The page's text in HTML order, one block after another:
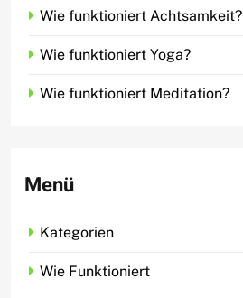
Wie funktioniert Achtsamkeit?
Wie funktioniert Yoga?
Wie funktioniert Meditation?
Menü
Kategorien
Wie Funktioniert